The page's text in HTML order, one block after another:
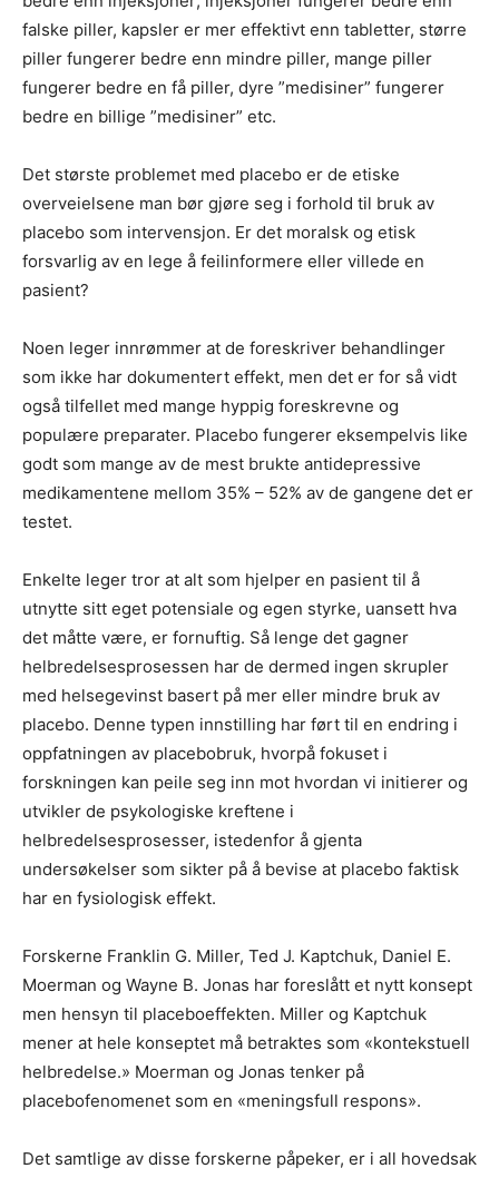
falske piller, kapsler er mer effektivt enn tabletter, større
piller fungerer bedre enn mindre piller, mange piller
fungerer bedre en få piller, dyre ”medisiner” fungerer
bedre en billige ”medisiner” etc.
Det største problemet med placebo er de etiske
overveielsene man bør gjøre seg i forhold til bruk av
placebo som intervensjon. Er det moralsk og etisk
forsvarlig av en lege å feilinformere eller villede en
pasient?
Noen leger innrømmer at de foreskriver behandlinger
som ikke har dokumentert effekt, men det er for så vidt
også tilfellet med mange hyppig foreskrevne og
populære preparater. Placebo fungerer eksempelvis like
godt som mange av de mest brukte antidepressive
medikamentene mellom 35% – 52% av de gangene det er
testet.
Enkelte leger tror at alt som hjelper en pasient til å
utnytte sitt eget potensiale og egen styrke, uansett hva
det måtte være, er fornuftig. Så lenge det gagner
helbredelsesprosessen har de dermed ingen skrupler
med helsegevinst basert på mer eller mindre bruk av
placebo. Denne typen innstilling har ført til en endring i
oppfatningen av placebobruk, hvorpå fokuset i
forskningen kan peile seg inn mot hvordan vi initierer og
utvikler de psykologiske kreftene i
helbredelsesprosesser, istedenfor å gjenta
undersøkelser som sikter på å bevise at placebo faktisk
har en fysiologisk effekt.
Forskerne Franklin G. Miller, Ted J. Kaptchuk, Daniel E.
Moerman og Wayne B. Jonas har foreslått et nytt konsept
men hensyn til placeboeffekten. Miller og Kaptchuk
mener at hele konseptet må betraktes som «kontekstuell
helbredelse.» Moerman og Jonas tenker på
placebofenomenet som en «meningsfull respons».
Det samtlige av disse forskerne påpeker, er i all hovedsak